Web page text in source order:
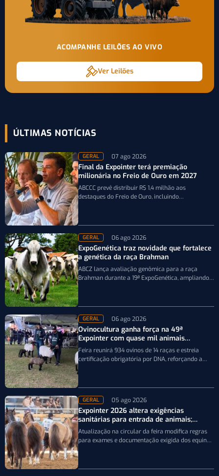
ACOMPANHE LEILÕES AO VIVO
Ver Leilões
ÚLTIMAS NOTÍCIAS
GERAL 07 ago 2026
Final da Expointer terá premiação
milionária no Freio de Ouro em 2027
ABCCC prevê distribuir R$ 1,4 milhão aos
destaques do Freio de Ouro, incluindo
GERAL 06 ago 2026
ExpoGenética traz novidade que fortalece
a genética da raça Brahman
ABCZ lança avaliação genômica para a raça
Brahman durante a 19ª ExpoGenética, ampliando a
GERAL 06 ago 2026
Ovinocultura ganha força na 49ª
Expointer com quase mil animais
inscritos
Feira reunirá 934 ovinos de 14 raças e estreia
certificação obrigatória por DNA, reforçando a
GERAL 05 ago 2026
Expointer 2026 altera exigências
sanitárias para entrada de animais;
entenda
Atualização na circular da feira modifica regras
para exames e documentação exigida dos equinos